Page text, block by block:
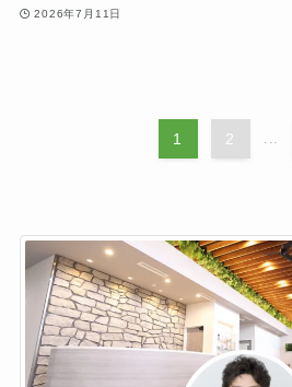
2026年7月11日
1 2